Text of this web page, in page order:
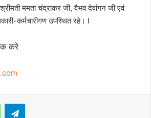
ममता चंद्राकर जी, वैभव देवांगन जी एवं
कर्मचारीगण उपस्थित रहे। l
करे
WhatsAppTelegram